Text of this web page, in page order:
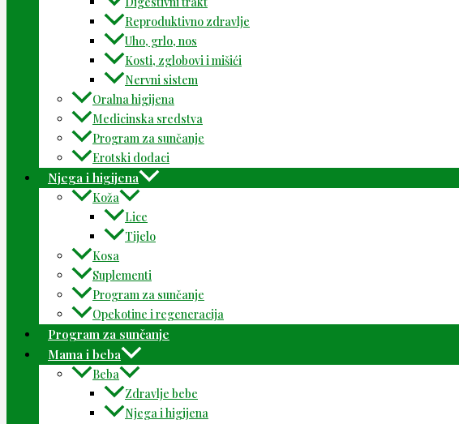
Reproduktivno zdravlje
Uho, grlo, nos
Kosti, zglobovi i mišići
Nervni sistem
Oralna higijena
Medicinska sredstva
Program za sunčanje
Erotski dodaci
Njega i higijena
Koža
Lice
Tijelo
Kosa
Suplementi
Program za sunčanje
Opekotine i regeneracija
Program za sunčanje
Mama i beba
Beba
Zdravlje bebe
Njega i higijena